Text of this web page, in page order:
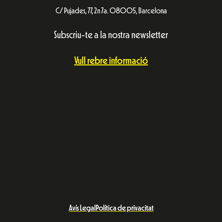
C/ Pujades, 77, 2n 7a. 08005, Barcelona
Subscriu-te a la nostra newsletter
Vull rebre informació
Avís Legal Política de privacitat